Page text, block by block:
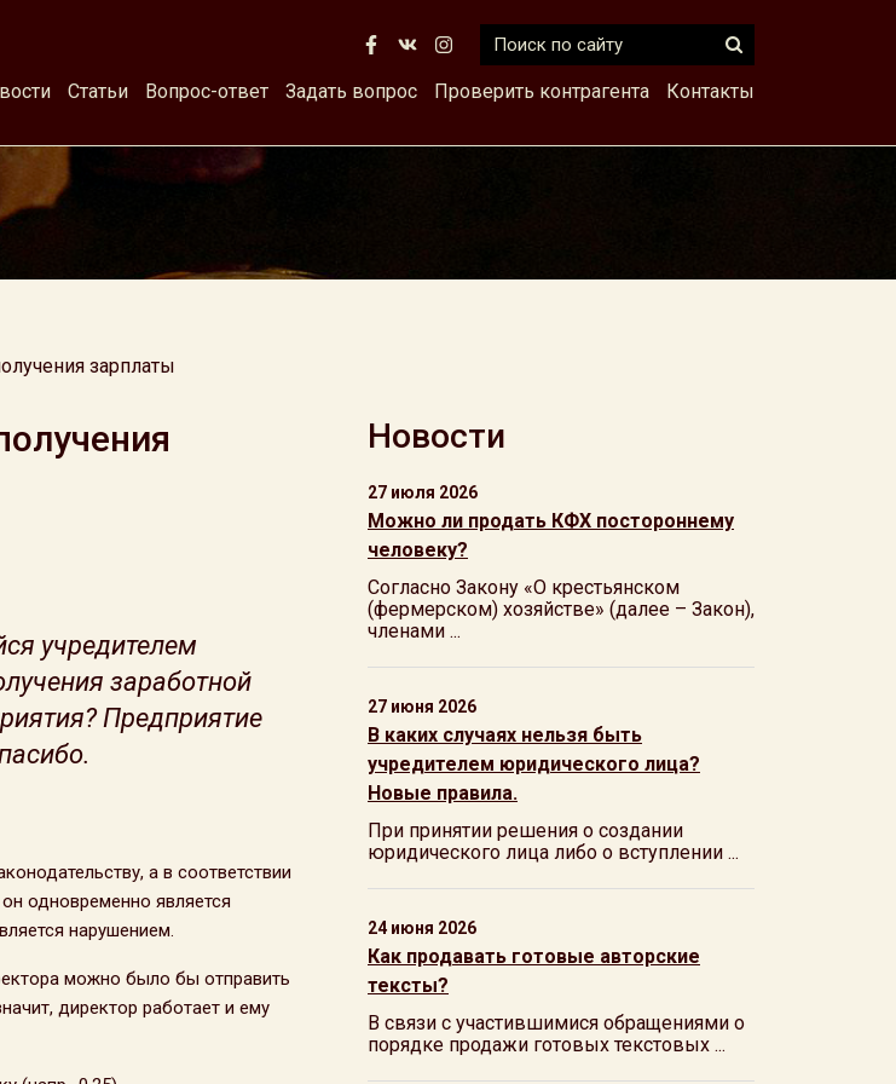
Статьи Вопрос-ответ Задать вопрос Проверить контрагента Контакты
зарплаты
учредителем
заработной
Предприятие
а в соответствии
одновременно является
нарушением.
можно было бы отправить
директор работает и ему
Новости
27 июля 2026
Можно ли продать КФХ постороннему
человеку?
Согласно Закону «О крестьянском
(фермерском) хозяйстве» (далее – Закон),
членами ...
27 июня 2026
В каких случаях нельзя быть
учредителем юридического лица?
Новые правила.
При принятии решения о создании
юридического лица либо о вступлении ...
24 июня 2026
Как продавать готовые авторские
тексты?
В связи с участившимися обращениями о
порядке продажи готовых текстовых ...